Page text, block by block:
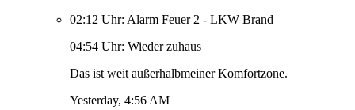
02:12 Uhr: Alarm Feuer 2 - LKW Brand
04:54 Uhr: Wieder zuhaus
Das ist weit außerhalbmeiner Komfortzone.
Yesterday, 4:56 AM